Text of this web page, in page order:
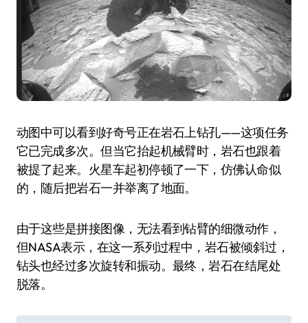
动图中可以看到好奇号正在岩石上钻孔——这项任务
它已完成多次。但当它抬起机械臂时，岩石也跟着
被提了起来。火星车起初停顿了一下，仿佛认命似
的，随后把岩石一并举离了地面。
由于这些是拼接图像，无法看到钻臂的细微动作，
但NASA表示，在这一系列过程中，岩石被倾斜过，
钻头也经过多次旋转和振动。最终，岩石在结尾处
脱落。